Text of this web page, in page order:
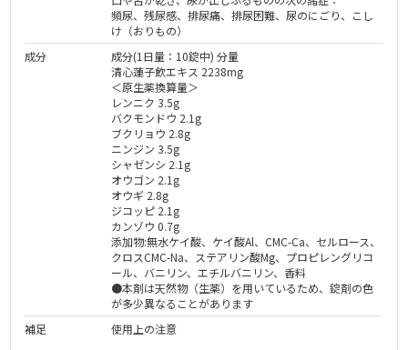
頻尿、残尿感、排尿痛、排尿困難、尿のにごり、こし
け（おりもの）
成分
成分(1日量：10錠中) 分量
清心蓮子飲エキス 2238mg
＜原生薬換算量＞
レンニク 3.5g
バクモンドウ 2.1g
ブクリョウ 2.8g
ニンジン 3.5g
シャゼンシ 2.1g
オウゴン 2.1g
オウギ 2.8g
ジコッピ 2.1g
カンゾウ 0.7g
添加物:無水ケイ酸、ケイ酸Al、CMC-Ca、セルロース、
クロスCMC-Na、ステアリン酸Mg、プロピレングリコ
ール、バニリン、エチルバニリン、香料
●本剤は天然物（生薬）を用いているため、錠剤の色
が多少異なることがあります
補足
使用上の注意